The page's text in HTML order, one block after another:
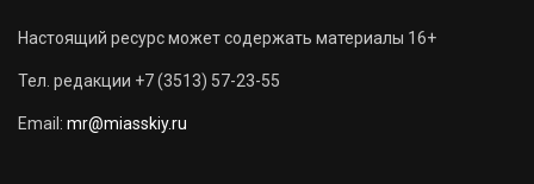
Настоящий ресурс может содержать материалы 16+
Тел. редакции +7 (3513) 57-23-55
Email: mr@miasskiy.ru